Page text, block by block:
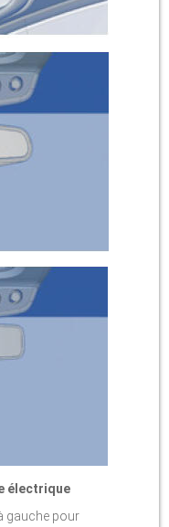
électrique
gauche pour